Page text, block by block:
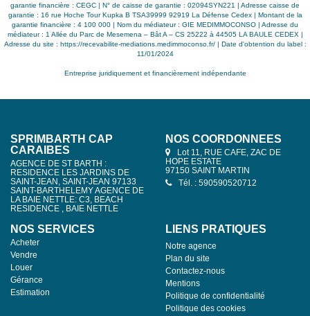
garantie financière : CEGC | N° de caisse de garantie : 02094SYN221 | Adresse caisse de
garantie : 16 rue Hoche Tour Kupka B TSA39999 92919 La Défense Cedex | Montant de la
garantie financière : 4 100 000 | Nom du médiateur : GIE MEDIMMOCONSO | Adresse du
médiateur : 1 Allée du Parc de Mesemena – Bât A – CS 25222 à 44505 LA BAULE CEDEX |
Adresse du site : https://recevabilite-mediations.medimmoconso.fr/| Date d'obtention du label :
11/01/2024
Entreprise juridiquement et financièrement indépendante
SPRIMBARTH CAP
CARAIBES
AGENCE DE ST BARTH :
RESIDENCE LES JARDINS DE
SAINT-JEAN, SAINT-JEAN 97133
SAINT-BARTHELEMY AGENCE DE
LA BAIE NETTLE: C3, BEACH
RESIDENCE , BAIE NETTLE
NOS COORDONNÉES
Lot 11, RUE CAFE, ZAC DE
HOPE ESTATE
97150 SAINT MARTIN
Tél. : 590590520712
NOS SERVICES
Acheter
Vendre
Louer
Gérance
Estimation
LIENS PRATIQUES
Notre agence
Plan du site
Contactez-nous
Mentions
Politique de confidentialité
Politique des cookies